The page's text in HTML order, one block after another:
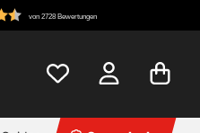
von 2728 Bewertungen